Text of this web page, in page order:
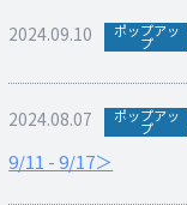
2024.09.10 ポップアッ
プ
2024.08.07 ポップアッ
プ
9/11 - 9/17＞